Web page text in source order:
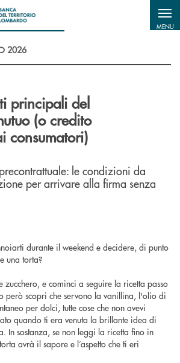
MENU
2026
principali del
(o credito
consumatori)
le condizioni da
per arrivare alla firma senza
durante il weekend e decidere, di punto
una torta?
e cominci a seguire la ricetta passo
però scopri che servono la vanillina, l'olio di
per dolci, tutte cose che non avevi
quando ti era venuta la brillante idea di
In sostanza, se non leggi la ricetta fino in
avrà il sapore e l’aspetto che ti eri